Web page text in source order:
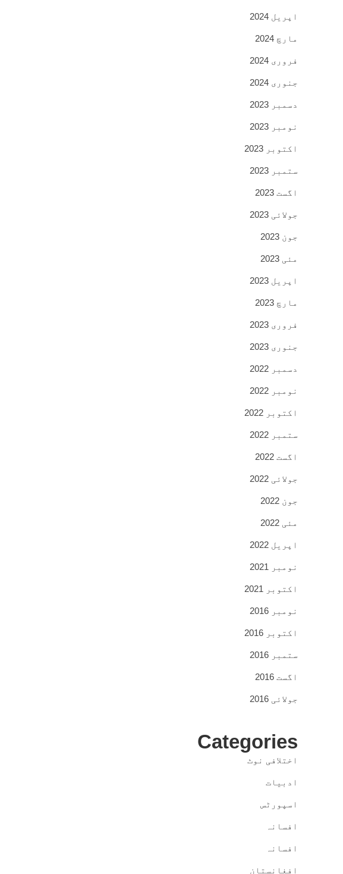
اپریل 2024
مارچ 2024
فروری 2024
جنوری 2024
دسمبر 2023
نومبر 2023
اکتوبر 2023
ستمبر 2023
اگست 2023
جولائی 2023
جون 2023
مئی 2023
اپریل 2023
مارچ 2023
فروری 2023
جنوری 2023
دسمبر 2022
نومبر 2022
اکتوبر 2022
ستمبر 2022
اگست 2022
جولائی 2022
جون 2022
مئی 2022
اپریل 2022
نومبر 2021
اکتوبر 2021
نومبر 2016
اکتوبر 2016
ستمبر 2016
اگست 2016
جولائی 2016
Categories
اختلافی نوٹ
ادبیات
اسپورٹس
افسانہ
افسانہ
افغانستان